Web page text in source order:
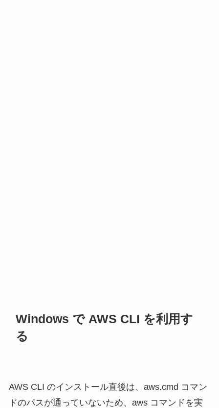
Windows で AWS CLI を利用す
る
AWS CLI のインストール直後は、aws.cmd コマン
ドのパスが通っていないため、aws コマンドを実